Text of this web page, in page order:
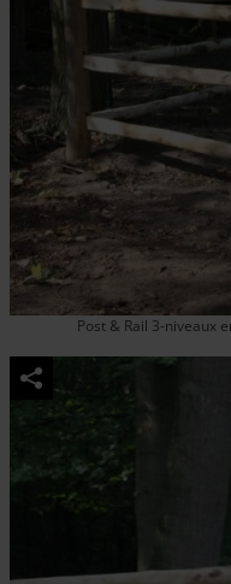
Post & Rail 3-niveaux